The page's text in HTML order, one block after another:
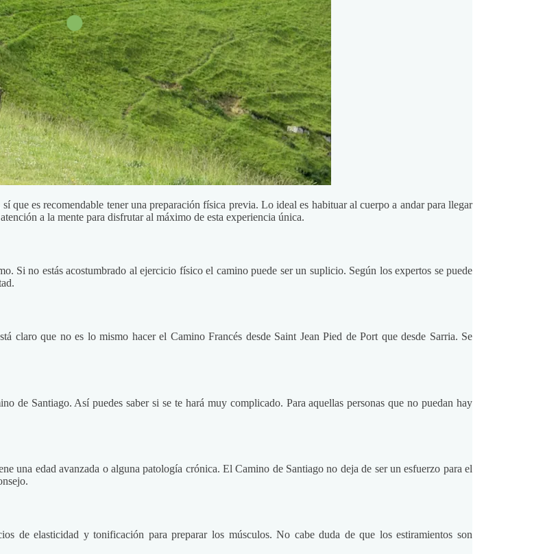
que es recomendable tener una preparación física previa. Lo ideal es habituar al cuerpo a andar para llegar
a la mente para disfrutar al máximo de esta experiencia única.
Si no estás acostumbrado al ejercicio físico el camino puede ser un suplicio. Según los expertos se puede
claro que no es lo mismo hacer el Camino Francés desde Saint Jean Pied de Port que desde Sarria. Se
de Santiago. Así puedes saber si se te hará muy complicado. Para aquellas personas que no puedan hay
una edad avanzada o alguna patología crónica. El Camino de Santiago no deja de ser un esfuerzo para el
de elasticidad y tonificación para preparar los músculos. No cabe duda de que los estiramientos son